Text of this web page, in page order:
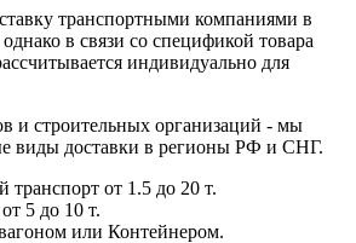
транспортными компаниями в
в связи со спецификой товара
индивидуально для
и строительных организаций - мы
виды доставки в регионы РФ и СНГ.
от 1.5 до 20 т.
5 до 10 т.
или Контейнером.